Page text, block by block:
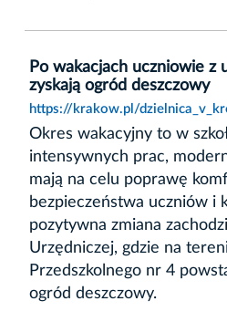
Po wakacjach uczniowie z
zyskają ogród deszczowy
https://krakow.pl/
Okres wakacyjny to w
intensywnych prac,
mają na celu poprawę
bezpieczeństwa uczniów i
pozytywna zmiana
Urzędniczej, gdzie na
Przedszkolnego nr 4
ogród deszczowy.